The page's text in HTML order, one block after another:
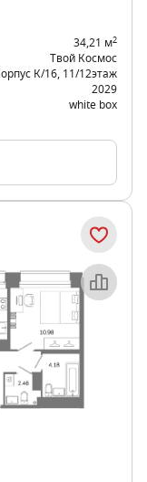
34,21 м2
Твой Космос
К/16 11/12этаж
2029
white box